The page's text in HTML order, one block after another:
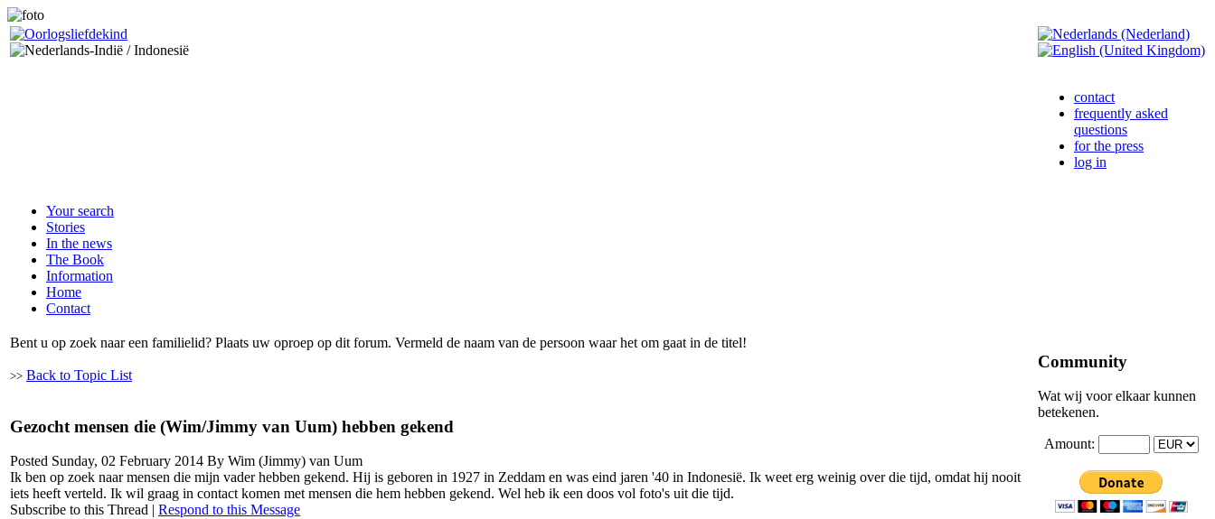
contact
frequently asked
questions
for the press
log in
Your search
Stories
In the news
The Book
Information
Home
Contact
Bent u op zoek naar een familielid? Plaats uw oproep op dit forum. Vermeld de naam van de persoon waar het om gaat in de titel!
>> Back to Topic List
Gezocht mensen die (Wim/Jimmy van Uum) hebben gekend
Posted Sunday, 02 February 2014 By Wim (Jimmy) van Uum
Ik ben op zoek naar mensen die mijn vader hebben gekend. Hij is geboren in 1927 in Zeddam en was eind jaren '40 in Indonesië. Ik weet erg weinig over die tijd, omdat hij nooit
iets heeft verteld. Ik wil graag in contact komen met mensen die hem hebben gekend. Wel heb ik een doos vol foto's uit die tijd.
Subscribe to this Thread | Respond to this Message
Community
Wat wij voor elkaar kunnen
betekenen.
Amount: